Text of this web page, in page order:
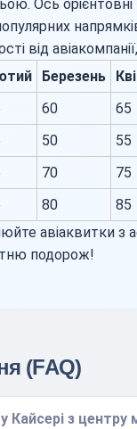
Ось орієнтовні
від
Березень
60 65
50 55
70 75
80 85
авіаквитки з
подорож!
(FAQ)
Кайсері з центру